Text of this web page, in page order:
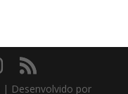
| Desenvolvido por